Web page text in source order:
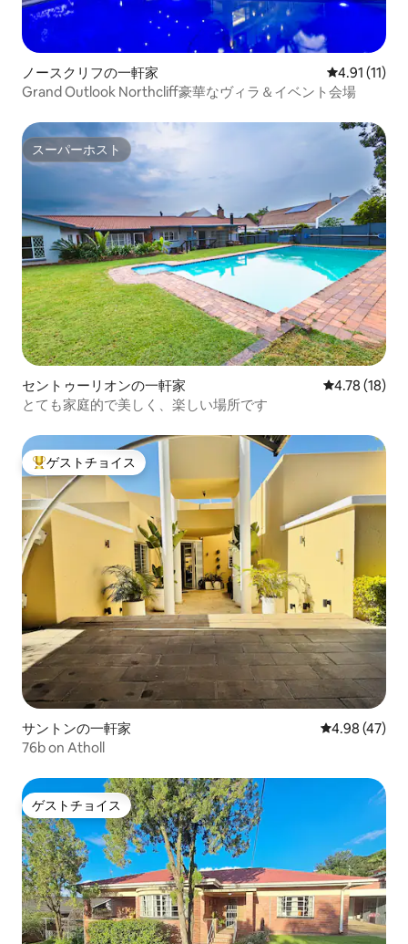
ノースクリフの一軒家 レビュー11
4.91 (11)
Grand Outlook Northcliff豪華なヴィラ＆イベント会場
スーパーホスト
スーパーホスト
セントゥーリオンの一軒家 レビュー18
4.78 (18)
とても家庭的で美しく、楽しい場所です
大好評のゲストチョイスです。
ゲストチョイス
サントンの一軒家 レビュー47
4.98 (47)
76b on Atholl
ゲストチョイス
ゲストチョイス